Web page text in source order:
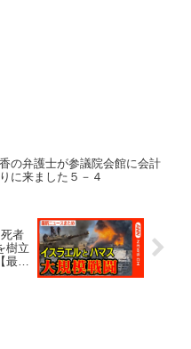
の弁護士が参議院会館に会計
に来ました５－４
者
樹立
新